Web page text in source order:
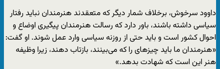
داوود سرخوش، برخلاف شمار دیگر که متعقدند هنرمندان نباید رفتار
سیاسی داشته باشند، باور دارد که رسالت هنرمندان پیگیری اوضاع و
احوال کشور است و باید حتی از روزنه سیاسی وارد عمل شوند. او گفت:
«هنرمندان ما باید چیزهای را که می‌بینند، بازتاب دهند، زیرا وظیفه
هنر این است که شهادت بدهد.»